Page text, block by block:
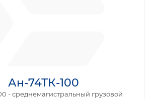
Ан-74ТК-100
- среднемагистральный грузовой